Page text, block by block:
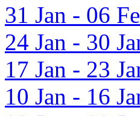
31 Jan - 06
24 Jan - 30
17 Jan - 23
10 Jan - 16